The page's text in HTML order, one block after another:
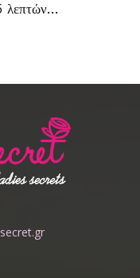
λεπτών…